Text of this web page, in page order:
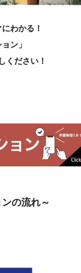
わかる！
ン」
ください！
の流れ～